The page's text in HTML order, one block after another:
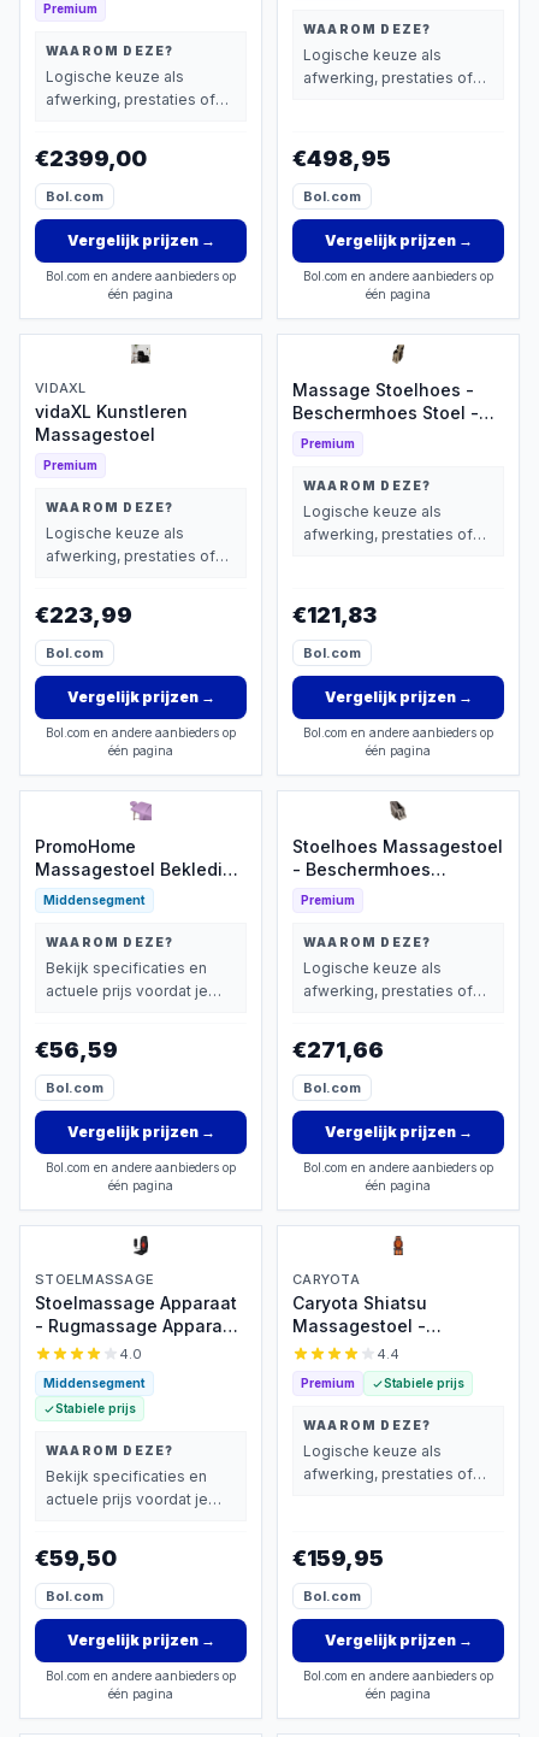
Premium
WAAROM DEZE?
Logische keuze als
afwerking, prestaties of
€2399,00
Bol.com
Vergelijk prijzen→
Bol.com en andere aanbieders op
één pagina
WAAROM DEZE?
Logische keuze als
afwerking, prestaties of
€498,95
Bol.com
Vergelijk prijzen→
Bol.com en andere aanbieders op
één pagina
VIDAXL
vidaXL Kunstleren
Massagestoel
Premium
WAAROM DEZE?
Logische keuze als
afwerking, prestaties of
€223,99
Bol.com
Vergelijk prijzen→
Bol.com en andere aanbieders op
één pagina
Massage Stoelhoes -
Beschermhoes Stoel -
Meubels Beschermen -
Universeel Model -
Zwart
Premium
WAAROM DEZE?
Logische keuze als
afwerking, prestaties of
€121,83
Bol.com
Vergelijk prijzen→
Bol.com en andere aanbieders op
één pagina
PromoHome
Massagestoel Bekleding
Set - 3-delige
Microvezel Hoes voor
Comfortabele
Behandelingen
Middensegment
WAAROM DEZE?
Bekijk specificaties en
actuele prijs voordat je
€56,59
Bol.com
Vergelijk prijzen→
Bol.com en andere aanbieders op
één pagina
Stoelhoes Massagestoel
- Beschermhoes
Relaxfauteuil -
Huis - Volledige
Lichaamsdekking -
Universele Pasvorm -
Premium
WAAROM DEZE?
Logische keuze als
afwerking, prestaties of
€271,66
Bol.com
Vergelijk prijzen→
Bol.com en andere aanbieders op
één pagina
STOELMASSAGE
Stoelmassage Apparaat
- Rugmassage Apparaat
- Rugmassage Stoel -
Infrarood Verwarming -
Massage -
Pijnbestrijding
4.0
Middensegment
Stabiele prijs
WAAROM DEZE?
Bekijk specificaties en
actuele prijs voordat je
€59,50
Bol.com
Vergelijk prijzen→
Bol.com en andere aanbieders op
één pagina
CARYOTA
Caryota Shiatsu
Massagestoel -
Massage Apparaat -
Massagekussen met
Infrarood Warmte - 2-
delig - Been
4.4
Premium Stabiele prijs
WAAROM DEZE?
Logische keuze als
afwerking, prestaties of
€159,95
Bol.com
Vergelijk prijzen→
Bol.com en andere aanbieders op
één pagina